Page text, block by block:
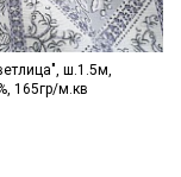
ш.1.5м,
165гр/м.кв